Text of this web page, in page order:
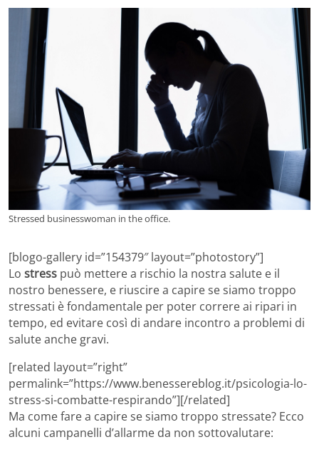
Stressed businesswoman in the office.
[blogo-gallery id=”154379″ layout=”photostory”]
Lo stress può mettere a rischio la nostra salute e il
nostro benessere, e riuscire a capire se siamo troppo
stressati è fondamentale per poter correre ai ripari in
tempo, ed evitare così di andare incontro a problemi di
salute anche gravi.
[related layout=”right”
permalink=”https://www.benessereblog.it/psicologia-lo-
stress-si-combatte-respirando”][/related]
Ma come fare a capire se siamo troppo stressate? Ecco
alcuni campanelli d’allarme da non sottovalutare: